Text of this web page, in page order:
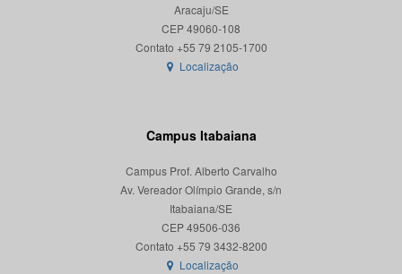
Aracaju/SE
CEP 49060-108
Localização
Campus Itabaiana
Campus Prof. Alberto Carvalho
Av. Vereador Olímpio Grande, s/n
Itabaiana/SE
CEP 49506-036
Localização